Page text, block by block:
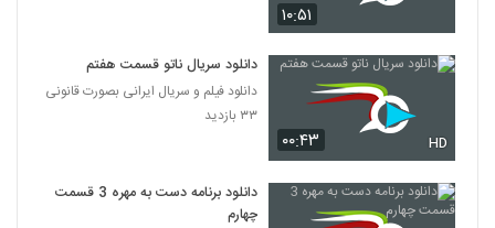
۱۰:۵۱
۰۰:۴۳ HD
دانلود سریال ناتو قسمت هفتم
دانلود فیلم و سریال ایرانی بصورت قانونی
۳۳ بازدید
دانلود برنامه دست به مهره 3 قسمت
چهارم